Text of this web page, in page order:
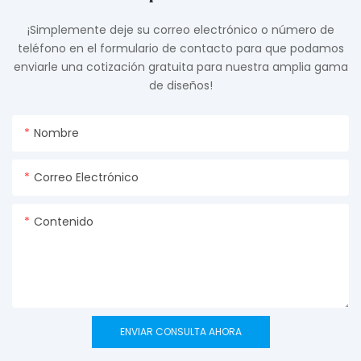
¡Simplemente deje su correo electrónico o número de
teléfono en el formulario de contacto para que podamos
enviarle una cotización gratuita para nuestra amplia gama
de diseños!
Nombre
Correo Electrónico
Contenido
ENVIAR CONSULTA AHORA